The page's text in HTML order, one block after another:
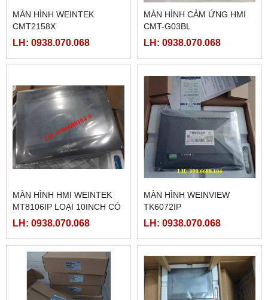
MÀN HÌNH WEINTEK
CMT2158X
LH: 0938.070.068
MÀN HÌNH CẢM ỨNG HMI
CMT-G03BL
LH: 0938.070.068
MÀN HÌNH HMI WEINTEK
MT8106IP LOẠI 10INCH CÓ
ETHERNET
LH: 0938.070.068
MÀN HÌNH WEINVIEW
TK6072IP
LH: 0938.070.068